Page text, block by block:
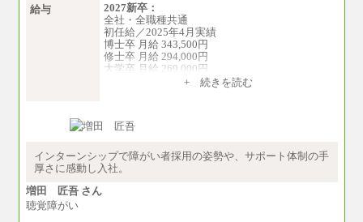
給与
2027新卒：
全社・全職種共通
初任給／2025年4月実績
博士卒 月給 343,500円
修士卒 月給 294,000円
大学卒 月給 269,000円
※試用期間の給与に変更はございません
ます。
円
+ 続きを読む
インターンシップで障がい者採用の姿勢や、サポート体制の手
厚さに感動し入社。
増田 匠吾 さん
聴覚障がい